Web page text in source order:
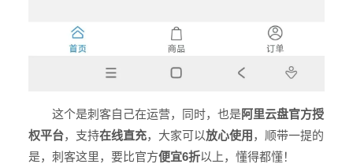
这个是刺客自己在运营，同时，也是阿里云盘官方授
权平台，支持在线直充，大家可以放心使用 ，顺带一提的
是，刺客这里，要比官方便宜6折以上，懂得都懂！